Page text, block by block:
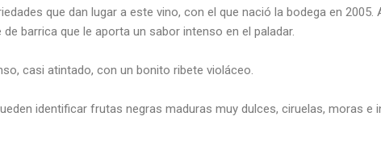
que dan lugar a este vino, con el que nació la bodega en 2005.
barrica que le aporta un sabor intenso en el paladar.
casi atintado, con un bonito ribete violáceo.
identificar frutas negras maduras muy dulces, ciruelas, moras e